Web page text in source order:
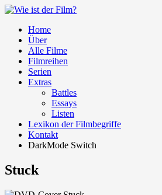
Home
Über
Alle Filme
Filmreihen
Serien
Extras
Battles
Essays
Listen
Lexikon der Filmbegriffe
Kontakt
DarkMode Switch
Stuck